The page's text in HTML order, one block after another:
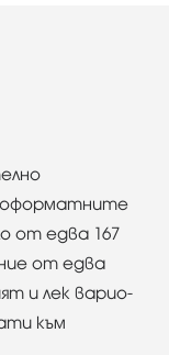
от едва 167
от едва
и лек варио-
към